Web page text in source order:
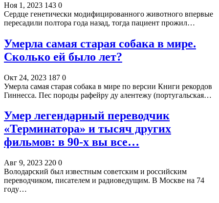
Ноя 1, 2023 143 0
Сердце генетически модифицированного животного впервые
пересадили полтора года назад, тогда пациент прожил…
Умерла самая старая собака в мире.
Сколько ей было лет?
Окт 24, 2023 187 0
Умерла самая старая собака в мире по версии Книги рекордов
Гиннесса. Пес породы рафейру ду алентежу (португальская…
Умер легендарный переводчик
«Терминатора» и тысяч других
фильмов: в 90-х вы все…
Авг 9, 2023 220 0
Володарский был известным советским и российским
переводчиком, писателем и радиоведущим. В Москве на 74
году…